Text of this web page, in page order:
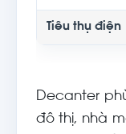
Tiêu thụ điện
Decanter
đô thị, nhà